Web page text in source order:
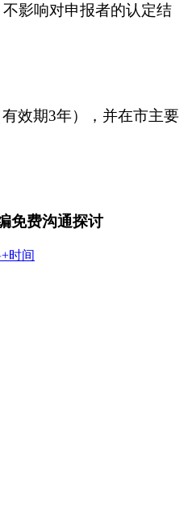
影响对申报者的认定结
效期3年），并在市主要
免费沟通探讨
时间